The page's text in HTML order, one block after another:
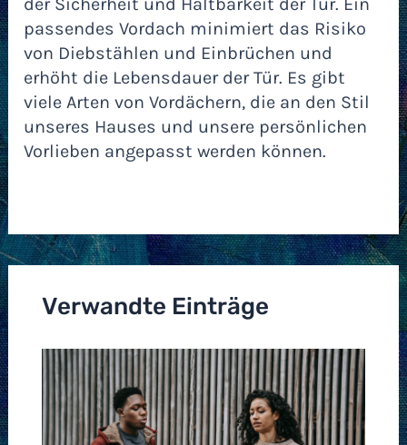
der Sicherheit und Haltbarkeit der Tür. Ein
passendes Vordach minimiert das Risiko
von Diebstählen und Einbrüchen und
erhöht die Lebensdauer der Tür. Es gibt
viele Arten von Vordächern, die an den Stil
unseres Hauses und unsere persönlichen
Vorlieben angepasst werden können.
Verwandte Einträge